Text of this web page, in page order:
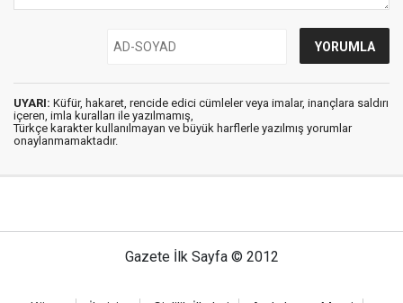
UYARI: Küfür, hakaret, rencide edici cümleler veya imalar, inançlara saldırı
içeren, imla kuralları ile yazılmamış,
Türkçe karakter kullanılmayan ve büyük harflerle yazılmış yorumlar
onaylanmamaktadır.
Gazete İlk Sayfa © 2012